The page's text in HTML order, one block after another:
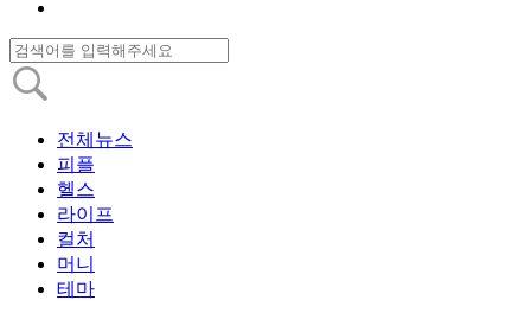
전체뉴스
피플
헬스
라이프
컬처
머니
테마